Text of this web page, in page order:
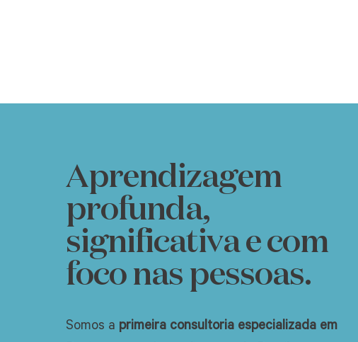
Aprendizagem
profunda,
significativa e com
foco nas pessoas.
Somos a primeira consultoria especializada em